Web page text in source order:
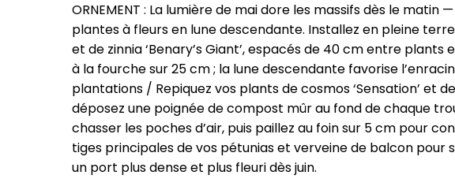
ORNEMENT : La lumière de mai dore les massifs dès le
plantes à fleurs en lune descendante. Installez en pleine
et de zinnia ‘Benary’s Giant’, espacés de 40 cm entre
à la fourche sur 25 cm ; la lune descendante favorise
plantations / Repiquez vos plants de cosmos ‘Sensation’ et
déposez une poignée de compost mûr au fond de chaque
chasser les poches d’air, puis paillez au foin sur 5 cm pour
tiges principales de vos pétunias et verveine de balcon
un port plus dense et plus fleuri dès juin.